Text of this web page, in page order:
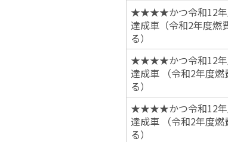
★★★★かつ令和12年
達成車（令和2年度燃
る）
★★★★かつ令和12年
達成車 （令和2年度
る）
★★★★かつ令和12年
達成車 （令和2年度
る）